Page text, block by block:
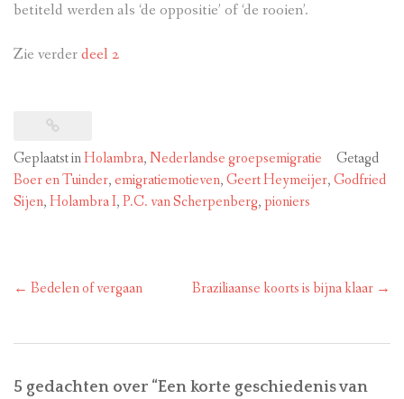
betiteld werden als ‘de oppositie’ of ‘de rooien’.
Zie verderdeel 2
Geplaatst inHolambra,Nederlandse groepsemigratie
Getagd
Boer en Tuinder,emigratiemotieven,Geert Heymeijer,Godfried
Sijen,Holambra I,P.C. van Scherpenberg,pioniers
Bericht
← Bedelen of vergaan Braziliaanse koorts is bijna klaar →
5 gedachten over “Een korte geschiedenis van